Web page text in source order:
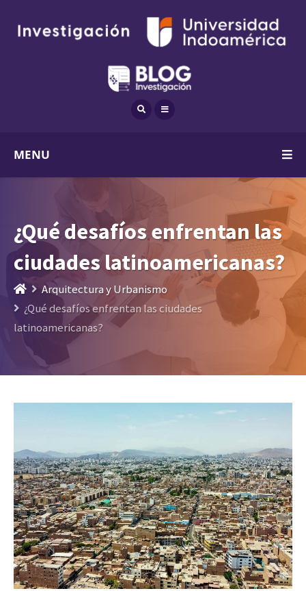
MENU
¿Qué desafíos enfrentan las
ciudades latinoamericanas?
Arquitectura y Urbanismo
¿Qué desafíos enfrentan las ciudades
latinoamericanas?